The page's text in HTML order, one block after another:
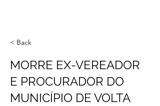
< Back
MORRE EX-VEREADOR
E PROCURADOR DO
MUNICÍPIO DE VOLTA